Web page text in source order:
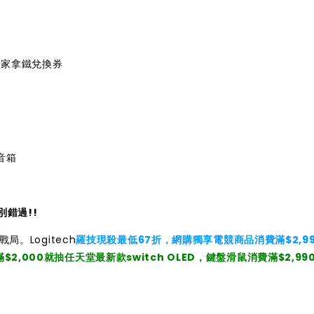
拿鐵兌換券
箱
錯過!!
局。Logitech羅技現殺最低67折，網購獨享電競商品消費滿
$2,000就抽任天堂最新款switch OLED，鍵盤滑鼠消費滿